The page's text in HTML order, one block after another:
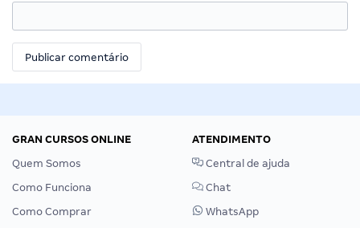
GRAN CURSOS ONLINE
Quem Somos
Como Funciona
Como Comprar
ATENDIMENTO
Central de ajuda
Chat
WhatsApp